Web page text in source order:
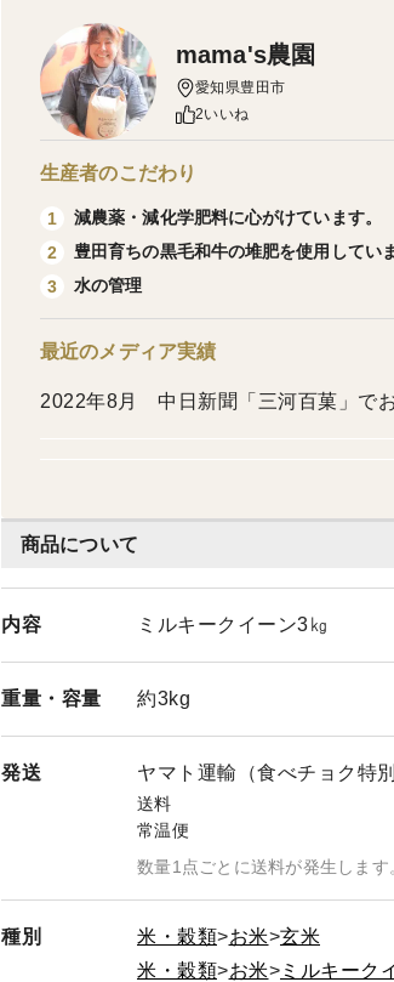
商品について
内容 ミルキークイーン3㎏
重量・ 容量 約3kg
発送 ヤマト運輸（食べチョク特
送料
常温便
数量1点ごとに送料が発生します
種別 米・穀類 お米 玄米
米・穀類
お米 ミルキーク
mama's農園
愛知県豊田市
2いいね
生産者のこだわり
1
減農薬・減化学肥料に心がけています。
2
豊田育ちの黒毛和牛の堆肥を使用してい
3
水の管理
最近のメディア実績
2022年8月 中日新聞「三河百菓」